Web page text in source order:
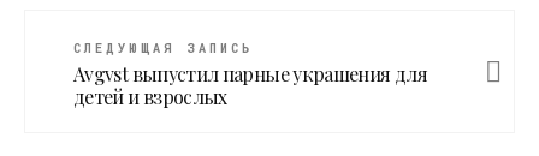
СЛЕДУЮЩАЯ ЗАПИСЬ
Avgvst выпустил парные украшения для
детей и взрослых